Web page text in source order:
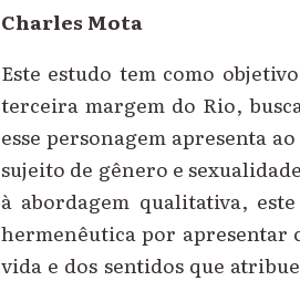
Charles Mota
Este estudo tem como
terceira margem do Rio,
esse personagem apresenta
sujeito de gênero e
à abordagem qualitativa,
hermenêutica por apresentar
vida e dos sentidos que